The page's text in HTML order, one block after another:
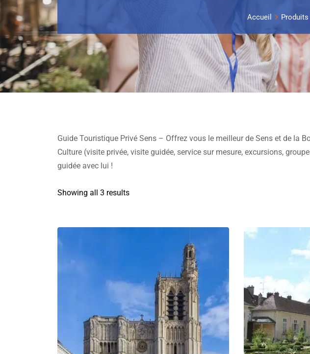
Accueil Produits
Guide Touristique Privé Sens – Offrez vous le meilleur de Sens et de la
Culture (visite privée, visite guidée, service sur mesure, excursions,
guidée avec lui !
Showing all 3 results